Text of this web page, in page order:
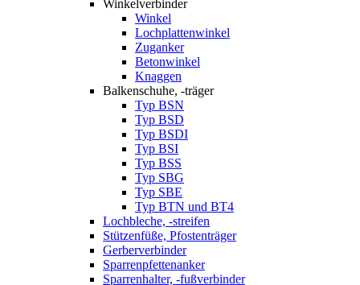
Winkelverbinder
Winkel
Lochplattenwinkel
Zuganker
Betonwinkel
Knaggen
Balkenschuhe, -träger
Typ BSN
Typ BSD
Typ BSDI
Typ BSI
Typ BSS
Typ SBG
Typ SBE
Typ BTN und BT4
Lochbleche, -streifen
Stützenfüße, Pfostenträger
Gerberverbinder
Sparrenpfettenanker
Sparrenhalter, -fußverbinder